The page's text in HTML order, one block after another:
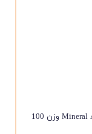
خمیر ویتامینه گربه پرسا مدل Mineral And Vitamins Paste وزن 100